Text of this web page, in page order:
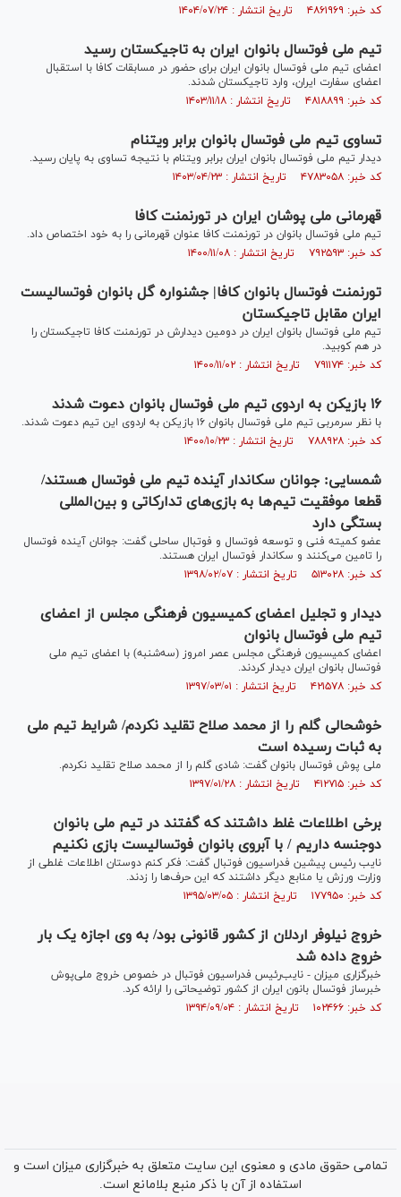
کد خبر: ۴۸۶۱۹۶۹ تاریخ انتشار : ۱۴۰۴/۰۷/۲۴
تیم ملی فوتسال بانوان ایران به تاجیکستان رسید
اعضای تیم ملی فوتسال بانوان ایران برای حضور در مسابقات کافا با استقبال
اعضای سفارت ایران، وارد تاجیکستان شدند.
کد خبر: ۴۸۱۸۸۹۹ تاریخ انتشار : ۱۴۰۳/۱۱/۱۸
تساوی تیم ملی فوتسال بانوان برابر ویتنام
دیدار تیم ملی فوتسال بانوان ایران برابر ویتنام با نتیجه تساوی به پایان رسید.
کد خبر: ۴۷۸۳۰۵۸ تاریخ انتشار : ۱۴۰۳/۰۴/۲۳
قهرمانی ملی پوشان ایران در تورنمنت کافا
تیم ملی فوتسال بانوان در تورنمنت کافا عنوان قهرمانی را به خود اختصاص داد.
کد خبر: ۷۹۲۵۹۳ تاریخ انتشار : ۱۴۰۰/۱۱/۰۸
تورنمنت فوتسال بانوان کافا| جشنواره گل بانوان فوتسالیست
ایران مقابل تاجیکستان
تیم‌ ملی فوتسال بانوان ایران در دومین دیدارش در تورنمنت کافا تاجیکستان را
در هم کوبید.
کد خبر: ۷۹۱۱۷۴ تاریخ انتشار : ۱۴۰۰/۱۱/۰۲
۱۶ بازیکن به اردوی تیم ملی فوتسال بانوان دعوت شدند
با نظر سرمربی تیم ملی فوتسال بانوان ۱۶ بازیکن به اردوی این تیم دعوت شدند.
کد خبر: ۷۸۸۹۲۸ تاریخ انتشار : ۱۴۰۰/۱۰/۲۳
شمسایی: جوانان سکاندار آینده تیم ملی فوتسال هستند/
قطعا موفقیت تیم‌ها به بازی‌های تدارکاتی و بین‌المللی
بستگی دارد
عضو کمیته فنی و توسعه فوتسال و فوتبال ساحلی گفت: جوانان آینده فوتسال
را تامین می‌کنند و سکاندار فوتسال ایران هستند.
کد خبر: ۵۱۳۰۲۸ تاریخ انتشار : ۱۳۹۸/۰۲/۰۷
دیدار و تجلیل اعضای کمیسیون فرهنگی مجلس از اعضای
تیم ملی فوتسال بانوان
اعضای کمیسیون فرهنگی مجلس عصر امروز (سه‌شنبه) با اعضای تیم ملی
فوتسال بانوان ایران دیدار کردند.
کد خبر: ۴۲۱۵۷۸ تاریخ انتشار : ۱۳۹۷/۰۳/۰۱
خوشحالی گلم را از محمد صلاح تقلید نکردم/ شرایط تیم ملی
به ثبات رسیده است
ملی پوش فوتسال بانوان گفت: شادی گلم را از محمد صلاح تقلید نکردم.
کد خبر: ۴۱۲۷۱۵ تاریخ انتشار : ۱۳۹۷/۰۱/۲۸
برخی اطلاعات غلط داشتند که گفتند در تیم ملی بانوان
دوجنسه داریم / با آبروی بانوان فوتسالیست بازی نکنیم
نایب رئیس پیشین فدراسیون فوتبال گفت: فکر کنم دوستان اطلاعات غلطی از
وزارت ورزش یا منابع دیگر داشتند که این حرف‌ها را زدند.
کد خبر: ۱۷۷۹۵۰ تاریخ انتشار : ۱۳۹۵/۰۳/۰۵
خروج نیلوفر اردلان از کشور قانونی بود/ به وی اجازه یک بار
خروج داده شد
خبرگزاری میزان - نایب‌رئیس فدراسیون فوتبال در خصوص خروج ملی‌پوش
خبرساز فوتسال بانون ایران از کشور توضیحاتی را ارائه کرد.
کد خبر: ۱۰۲۴۶۶ تاریخ انتشار : ۱۳۹۴/۰۹/۰۴
تمامی حقوق مادی و معنوی این سایت متعلق به خبرگزاری میزان است و
استفاده از آن با ذکر منبع بلامانع است.